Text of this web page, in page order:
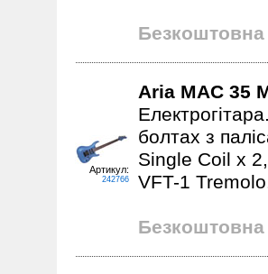
Безкоштовна
Артикул:
242766
Aria MAC 35
болтах з
Single Coil x
VFT-1
Безкоштовна